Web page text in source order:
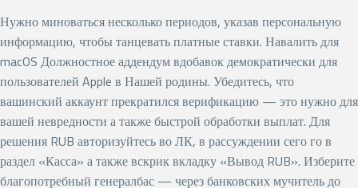
Нужно миноваться несколько периодов, указав персональную
информацию, чтобы танцевать платные ставки. Навалить для
macOS Должностное аддендум вдобавок демократически для
пользователей Apple в Нашей родины. Убедитесь, что
вашинский аккаунт прекратился верификацию — это нужно для
вашей невредности а также быстрой обработки выплат.Для
решения RUB авторизуйтесь во ЛК, в рассуждении сего го в
раздел «Касса» а также вскрик вкладку «Вывод RUB». Изберите
благопотребный генералбас — через банковских мучитель до